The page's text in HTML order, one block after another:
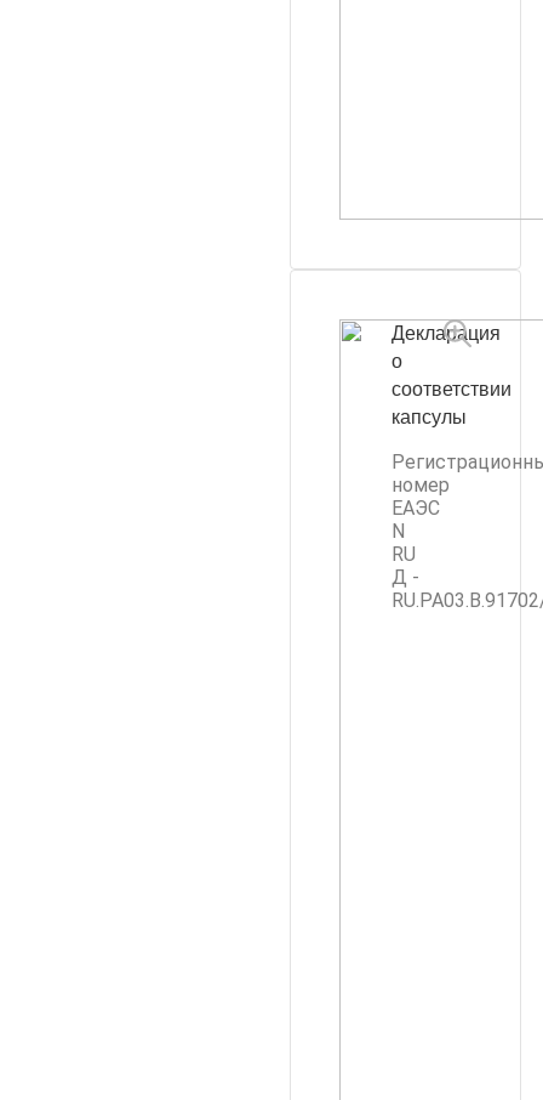
Декларация
о
соответствии
капсулы
номер
ЕАЭС
N
RU
Д -